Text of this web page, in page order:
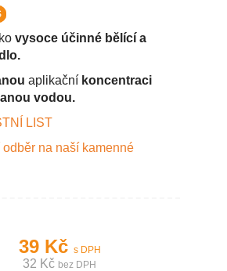
vysoce účinné bělící a
aplikační koncentraci
vodou.
LIST
na naší kamenné
39 Kč s DPH
32 Kč bez DPH